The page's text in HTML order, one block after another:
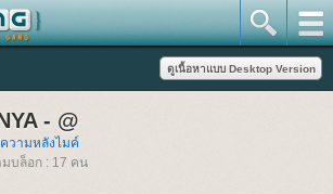
- @
วามหลังไมค์
บล็อก : 17 คน